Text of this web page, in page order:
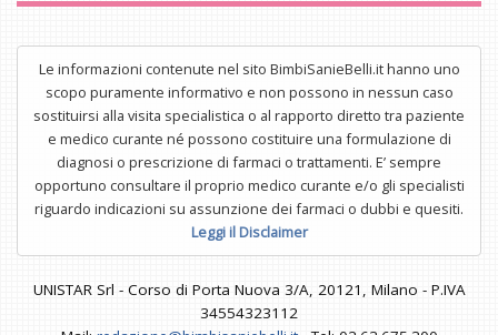
Le informazioni contenute nel sito BimbiSanieBelli.it hanno uno
scopo puramente informativo e non possono in nessun caso
sostituirsi alla visita specialistica o al rapporto diretto tra paziente
e medico curante né possono costituire una formulazione di
diagnosi o prescrizione di farmaci o trattamenti. E’ sempre
opportuno consultare il proprio medico curante e/o gli specialisti
riguardo indicazioni su assunzione dei farmaci o dubbi e quesiti.
Leggi il Disclaimer
UNISTAR Srl - Corso di Porta Nuova 3/A, 20121, Milano - P.IVA
34554323112